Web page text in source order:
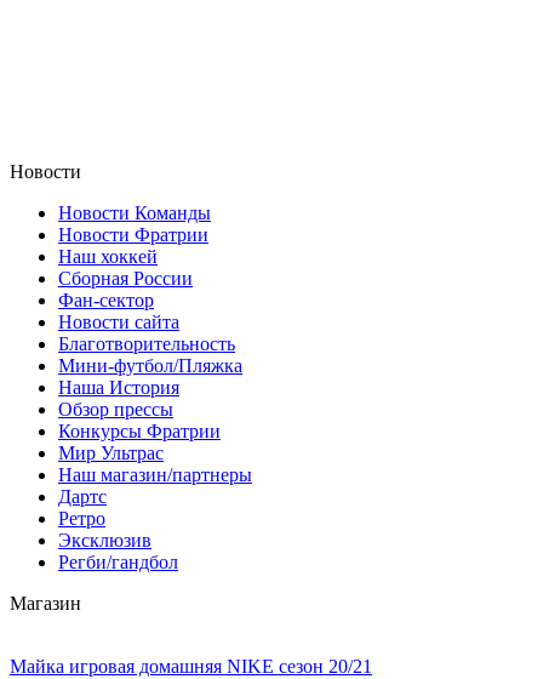
Новости
Новости Команды
Новости Фратрии
Наш хоккей
Сборная России
Фан-cектор
Новости сайта
Благотворительность
Мини-футбол/Пляжка
Наша История
Обзор прессы
Конкурсы Фратрии
Мир Ультрас
Наш магазин/партнеры
Дартс
Ретро
Эксклюзив
Регби/гандбол
Магазин
Майка игровая домашняя NIKE сезон 20/21